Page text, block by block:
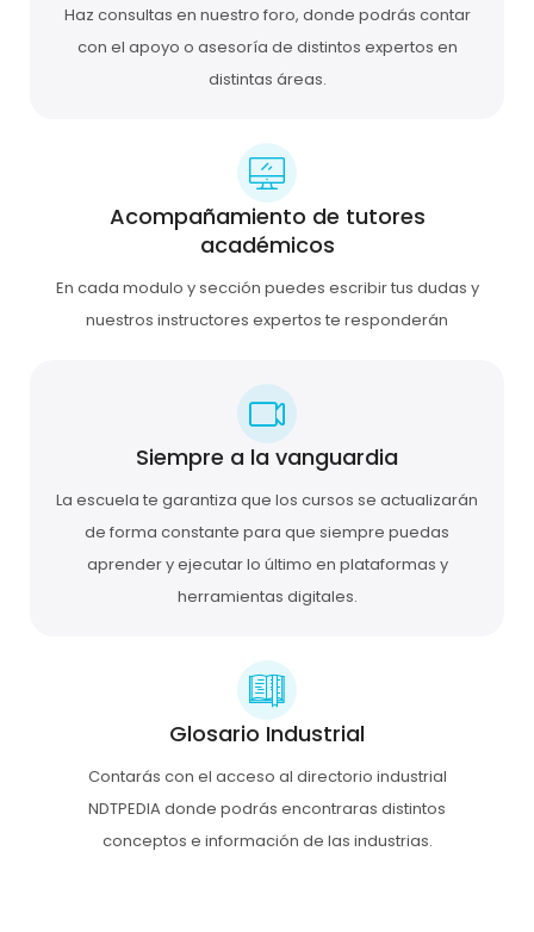
Acompañamiento de tutores
académicos
En cada modulo y sección puedes escribir tus dudas y
nuestros instructores expertos te responderán
Haz consultas en nuestro foro, donde podrás contar
con el apoyo o asesoría de distintos expertos en
distintas áreas.
Siempre a la vanguardia
La escuela te garantiza que los cursos se actualizarán
de forma constante para que siempre puedas
aprender y ejecutar lo último en plataformas y
herramientas digitales.
Glosario Industrial
Contarás con el acceso al directorio industrial
NDTPEDIA donde podrás encontraras distintos
conceptos e información de las industrias.